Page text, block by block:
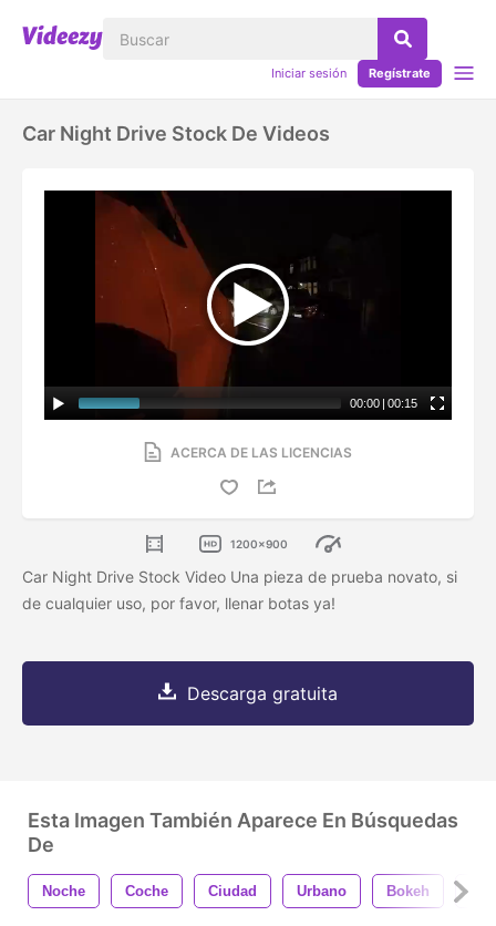
Iniciar sesión Regístrate
Car Night Drive Stock De Videos
00:00 | 00:15
ACERCA DE LAS LICENCIAS
1200x900
Car Night Drive Stock Video Una pieza de prueba novato, si
de cualquier uso, por favor, llenar botas ya!
Descarga gratuita
Esta Imagen También Aparece En Búsquedas
De
Noche Coche Ciudad Urbano Bokeh